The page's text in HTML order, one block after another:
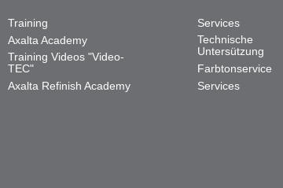
Training
Axalta Academy
Training Videos "Video-
TEC"
Axalta Refinish Academy
Services
Technische
Untersützung
Farbtonservice
Services